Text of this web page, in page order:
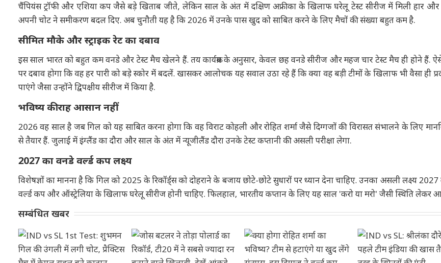
चैंपियंस ट्रॉफी और एशिया कप जैसे बड़े खिताब जीते, लेकिन साल के अंत में दक्षिण अफ्रीका के खिलाफ घरेलू टेस्ट सीरीज में मिली हार और
अपनी चोट ने समीकरण बदल दिए. अब चुनौती यह है कि 2026 में उनके पास खुद को साबित करने के लिए मैचों की संख्या बहुत कम है.
सीमित मौके और स्ट्राइक रेट का दबाव
इस साल भारत को बहुत कम वनडे और टेस्ट मैच खेलने हैं. तय कार्यक्रम के अनुसार, केवल छह वनडे सीरीज और महज चार टेस्ट मैच ही होने हैं.
पर दबाव होगा कि वह हर पारी को बड़े स्कोर में बदलें. खासकर आलोचक यह सवाल उठा रहे हैं कि क्या वह बड़ी टीमों के खिलाफ भी वैसा ही
पाएंगे जैसा उन्होंने द्विपक्षीय सीरीज में किया है.
भविष्य की राह आसान नहीं
2026 वह साल है जब गिल को यह साबित करना होगा कि वह विराट कोहली और रोहित शर्मा जैसे दिग्गजों की विरासत संभालने के लिए
से तैयार हैं. जुलाई में इंग्लैंड का दौरा और साल के अंत में न्यूजीलैंड दौरा उनके टेस्ट कप्तानी की असली परीक्षा लेगा.
2027 का वनडे वर्ल्ड कप लक्ष्य
विशेषज्ञों का मानना है कि गिल को 2025 के रिकॉर्ड्स को दोहराने के बजाय छोटे-छोटे सुधारों पर ध्यान देना चाहिए. उनका असली लक्ष्य
वर्ल्ड कप और ऑस्ट्रेलिया के खिलाफ घरेलू सीरीज होनी चाहिए. फिलहाल, भारतीय कप्तान के लिए यह साल 'करो या मरो' जैसी स्थिति लेकर
सम्बंधित खबर